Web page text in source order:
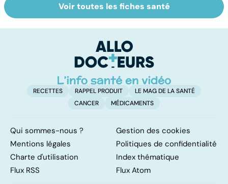
La tuberculose
pulmonaire
Tout savoir sur
les infections
Voir toutes les fiches santé
RECETTES RAPPEL PRODUIT
LE MAG DE LA SANTÉ
CANCER
MÉDICAMENTS
Qui sommes-nous ?
Gestion des cookies
Mentions légales
Politiques de confidentialité
Charte d'utilisation
Index thématique
Flux RSS
Flux Atom